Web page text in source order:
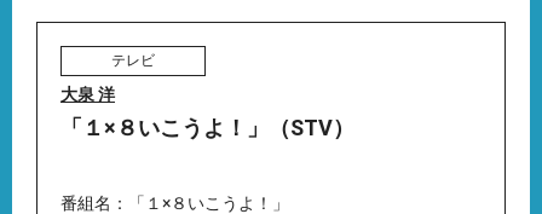
テレビ
大泉 洋
「１×８いこうよ！」（STV）
番組名：「１×８いこうよ！」